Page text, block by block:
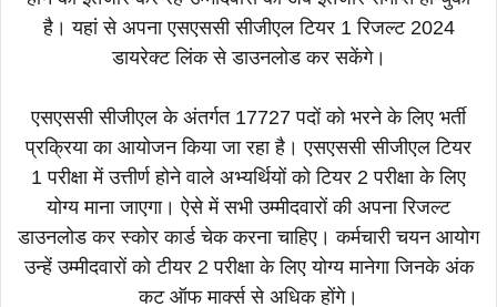
है। यहां से अपना एसएससी सीजीएल टियर 1 रिजल्ट 2024
डायरेक्ट लिंक से डाउनलोड कर सकेंगे।
एसएससी सीजीएल के अंतर्गत 17727 पदों को भरने के लिए भर्ती
प्रक्रिया का आयोजन किया जा रहा है। एसएससी सीजीएल टियर
1 परीक्षा में उत्तीर्ण होने वाले अभ्यर्थियों को टियर 2 परीक्षा के लिए
योग्य माना जाएगा। ऐसे में सभी उम्मीदवारों की अपना रिजल्ट
डाउनलोड कर स्कोर कार्ड चेक करना चाहिए। कर्मचारी चयन आयोग
उन्हें उम्मीदवारों को टीयर 2 परीक्षा के लिए योग्य मानेगा जिनके अंक
कट ऑफ मार्क्स से अधिक होंगे।